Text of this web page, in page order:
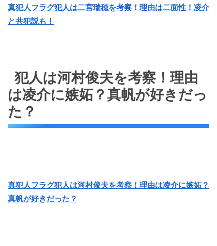
真犯人フラグ犯人は二宮瑞穂を考察！理由は二面性！凌介
と共犯説も！
犯人は河村俊夫を考察！理由
は凌介に嫉妬？真帆が好きだっ
た？
真犯人フラグ犯人は河村俊夫を考察！理由は凌介に嫉妬？
真帆が好きだった？